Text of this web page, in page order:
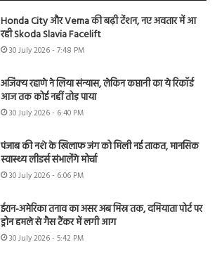
Honda City और Verna की बढ़ी टेंशन, नए अवतार में आ
रही Skoda Slavia Facelift
30 July 2026 - 7:48 PM
अजिंक्य रहाणे ने लिया संन्यास, लेकिन कप्तानी का ये रिकॉर्ड
आज तक कोई नहीं तोड़ पाया
30 July 2026 - 6:40 PM
पंजाब की नशे के खिलाफ जंग को मिली नई ताकत, मानसिक
स्वास्थ्य लीडर्स संभालेंगे मोर्चा
30 July 2026 - 6:06 PM
ईरान-अमेरिका तनाव का असर अब मिस्र तक, दमियाता पोर्ट पर
ड्रोन हमले से गैस टैंकर में लगी आग
30 July 2026 - 5:42 PM